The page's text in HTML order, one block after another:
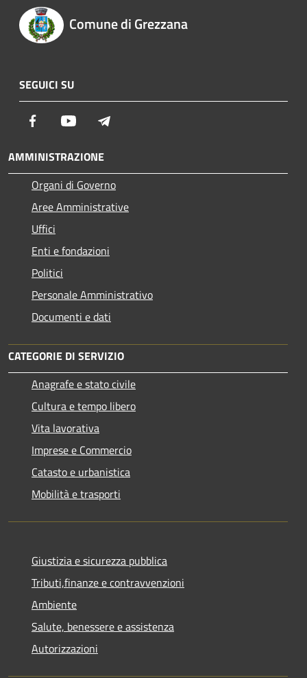
Comune di Grezzana
SEGUICI SU
Facebook Youtube
AMMINISTRAZIONE
Organi di Governo
Aree Amministrative
Uffici
Enti e fondazioni
Politici
Personale Amministrativo
Documenti e dati
CATEGORIE DI SERVIZIO
Anagrafe e stato civile
Cultura e tempo libero
Vita lavorativa
Imprese e Commercio
Catasto e urbanistica
Mobilità e trasporti
Giustizia e sicurezza pubblica
Tributi,finanze e contravvenzioni
Ambiente
Salute, benessere e assistenza
Autorizzazioni